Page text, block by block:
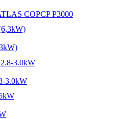
COPCP P3000
3.0kW